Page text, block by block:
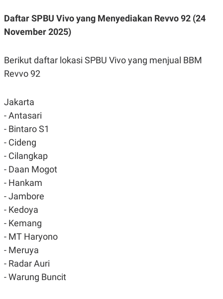
PEMBERITAAN
PRIVACY
Daftar SPBU Vivo yang Menyediakan Revvo 92 (24
November 2025)
Berikut daftar lokasi SPBU Vivo yang menjual BBM
Revvo 92
Jakarta
- Antasari
- Bintaro S1
- Cideng
- Cilangkap
- Daan Mogot
- Hankam
- Jambore
- Kedoya
- Kemang
- MT Haryono
- Meruya
- Radar Auri
- Warung Buncit